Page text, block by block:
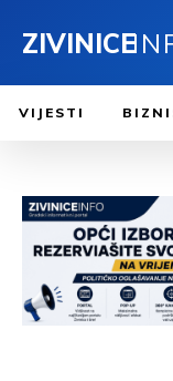
ZIVINICE
VIJESTI